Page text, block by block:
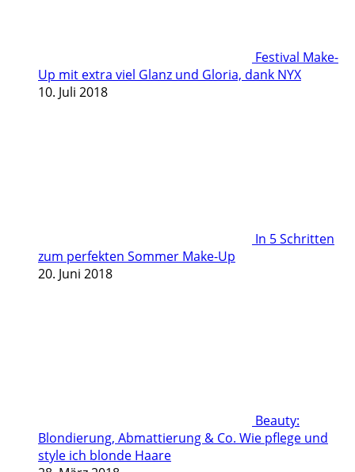
Festival Make-
Up mit extra viel Glanz und Gloria, dank NYX
10. Juli 2018
In 5 Schritten
zum perfekten Sommer Make-Up
20. Juni 2018
Beauty:
Blondierung, Abmattierung & Co. Wie pflege und
style ich blonde Haare